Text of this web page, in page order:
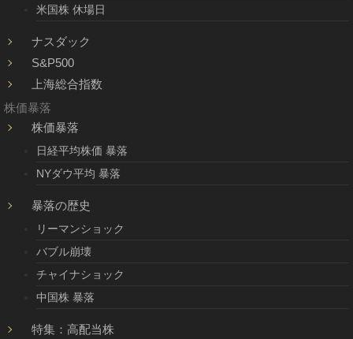
米国株 休場日
ナスダック
S&P500
上海総合指数
株価暴落
株価暴落
日経平均株価 暴落
NYダウ平均 暴落
暴落の歴史
リーマンショック
バブル崩壊
チャイナショック
中国株 暴落
特集：高配当株